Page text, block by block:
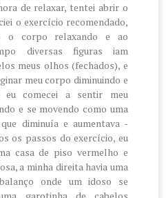
de relaxar, tentei abrir o
o exercício recomendado,
o corpo relaxando e ao
diversas figuras iam
meus olhos (fechados), e
meu corpo diminuindo e
eu comecei a sentir meu
e se movendo como uma
diminuía e aumentava -
os passos do exercício, eu
casa de piso vermelho e
a minha direita havia uma
onde um idoso se
garotinha de cabelos